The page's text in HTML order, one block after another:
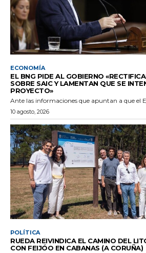
ECONOMÍA
EL BNG PIDE AL GOBIERNO
SOBRE SAIC Y LAMENTAN QUE SE
PROYECTO»
Ante las informaciones que apuntan a que el
10 agosto, 2026
POLÍTICA
RUEDA REIVINDICA EL CAMINO DEL
CON FEIJÓO EN CABANAS (A CORUÑA)